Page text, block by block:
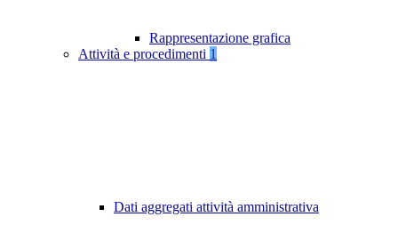
Rappresentazione grafica
Attività e procedimenti 1
Dati aggregati attività amministrativa